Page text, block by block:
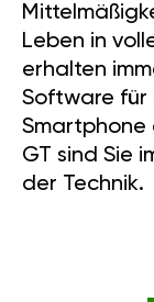
Leben in
erhalten
Software für
Smartphone
GT sind Sie
der Technik.